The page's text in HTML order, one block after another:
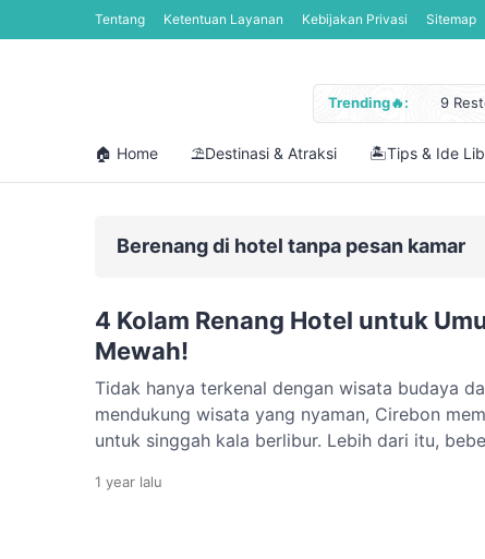
Tentang Ketentuan Layanan Kebijakan Privasi Sitemap
Trending🔥:
9
🏠 Home ⛱️Destinasi & Atraksi 🏝️Tips & Ide
Berenang di hotel tanpa pesan kamar
4 Kolam Renang Hotel untuk
Mewah!
Tidak hanya terkenal dengan wisata budaya
mendukung wisata yang nyaman, Cirebon
untuk singgah kala berlibur. Lebih dari itu,
memesan kamar untuk menikmati sensasi
1 year lalu